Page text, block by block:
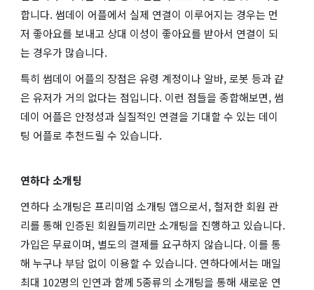
합니다. 썸데이 어플에서 실제 연결이 이루어지는 경우는 먼
저 좋아요를 보내고 상대 이성이 좋아요를 받아서 연결이 되
는 경우가 많습니다.
특히 썸데이 어플의 장점은 유령 계정이나 알바, 로봇 등과 같
은 유저가 거의 없다는 점입니다. 이런 점들을 종합해보면, 썸
데이 어플은 안정성과 실질적인 연결을 기대할 수 있는 데이
팅 어플로 추천드릴 수 있습니다.
연하다 소개팅
연하다 소개팅은 프리미엄 소개팅 앱으로서, 철저한 회원 관
리를 통해 인증된 회원들끼리만 소개팅을 진행하고 있습니다.
가입은 무료이며, 별도의 결제를 요구하지 않습니다. 이를 통
해 누구나 부담 없이 이용할 수 있습니다. 연하다에서는 매일
최대 102명의 인연과 함께 5종류의 소개팅을 통해 새로운 연